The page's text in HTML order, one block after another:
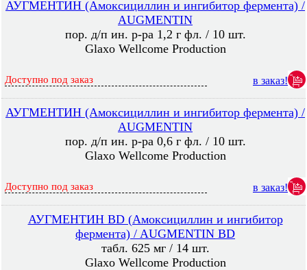
АУГМЕНТИН (Амоксициллин и ингибитор фермента) /
AUGMENTIN
пор. д/п ин. р-ра 1,2 г фл. / 10 шт.
Glaxo Wellcome Production
Доступно под заказ в заказ!
АУГМЕНТИН (Амоксициллин и ингибитор фермента) /
AUGMENTIN
пор. д/п ин. р-ра 0,6 г фл. / 10 шт.
Glaxo Wellcome Production
Доступно под заказ в заказ!
АУГМЕНТИН BD (Амоксициллин и ингибитор
фермента) / AUGMENTIN BD
табл. 625 мг / 14 шт.
Glaxo Wellcome Production